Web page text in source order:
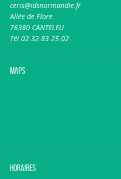
ceris@idsnormandie.fr
Allée de Flore
76380 CANTELEU
Tél 02.32.83.25.02
Maps
Horaires